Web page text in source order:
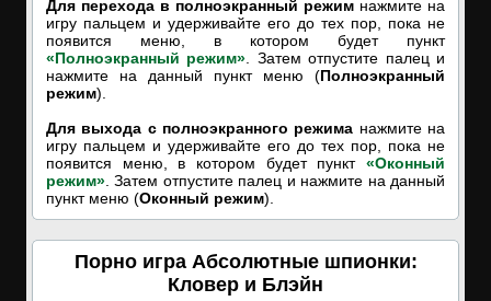
Для перехода в полноэкранный режим нажмите на
игру пальцем и удерживайте его до тех пор, пока не
появится меню, в котором будет пункт
«Полноэкранный режим» . Затем отпустите палец и
нажмите на данный пункт меню (Полноэкранный
режим).
Для выхода с полноэкранного режима нажмите на
игру пальцем и удерживайте его до тех пор, пока не
появится меню, в котором будет пункт «Оконный
режим» . Затем отпустите палец и нажмите на данный
пункт меню (Оконный режим).
Порно игра Абсолютные шпионки:
Кловер и Блэйн